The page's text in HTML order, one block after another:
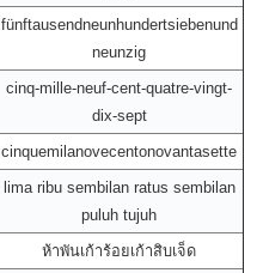
fünftausendneunhundertsiebenund
neunzig
cinq-mille-neuf-cent-quatre-vingt-
dix-sept
cinquemilanovecentonovantasette
lima ribu sembilan ratus sembilan
puluh tujuh
ห้าพันเก้าร้อยเก้าสิบเจ็ด